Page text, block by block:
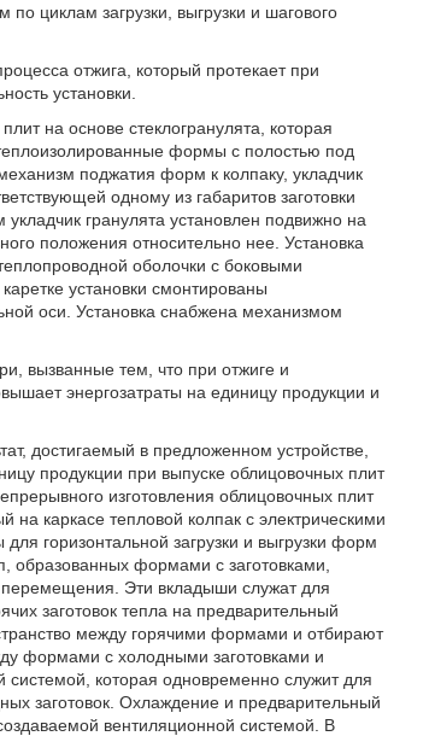
циклам загрузки, выгрузки и шагового
отжига, который протекает при
установки.
на основе стеклогранулята, которая
формы с полостью под
поджатия форм к колпаку, укладчик
одному из габаритов заготовки
гранулята установлен подвижно на
положения относительно нее. Установка
оболочки с боковыми
установки смонтированы
оси. Установка снабжена механизмом
вызванные тем, что при отжиге и
энергозатраты на единицу продукции и
достигаемый в предложенном устройстве,
продукции при выпуске облицовочных плит
изготовления облицовочных плит
каркасе тепловой колпак с электрическими
горизонтальной загрузки и выгрузки форм
образованных формами с заготовками,
Эти вкладыши служат для
заготовок тепла на предварительный
между горячими формами и отбирают
формами с холодными заготовками и
которая одновременно служит для
заготовок. Охлаждение и предварительный
вентиляционной системой. В